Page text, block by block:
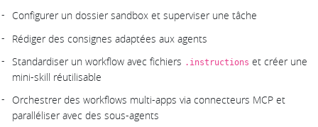
Configurer un dossier sandbox et superviser une tâche
Rédiger des consignes adaptées aux agents
Standardiser un workflow avec fichiers .instructions et créer une
mini-skill réutilisable
Orchestrer des workflows multi-apps via connecteurs MCP et
paralléliser avec des sous-agents